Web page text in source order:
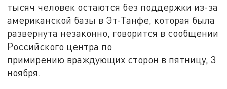
тысяч человек остаются без поддержки из-за
американской базы в Эт-Танфе, которая была
развернута незаконно, говорится в сообщении
Российского центра по
примирению враждующих сторон в пятницу, 3
ноября.